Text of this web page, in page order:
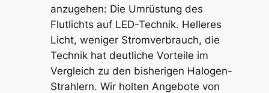
anzugehen: Die Umrüstung des
Flutlichts auf LED-Technik. Helleres
Licht, weniger Stromverbrauch, die
Technik hat deutliche Vorteile im
Vergleich zu den bisherigen Halogen-
Strahlern. Wir holten Angebote von